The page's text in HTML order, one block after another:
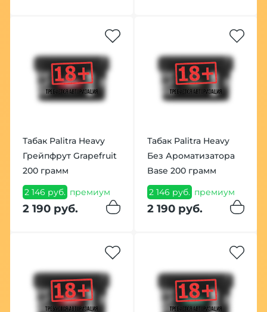
Табак Palitra Heavy
Грейпфрут Grapefruit
200 грамм
2 146 руб. премиум
2 190 руб.
Табак Palitra Heavy
Без Ароматизатора
Base 200 грамм
2 146 руб. премиум
2 190 руб.